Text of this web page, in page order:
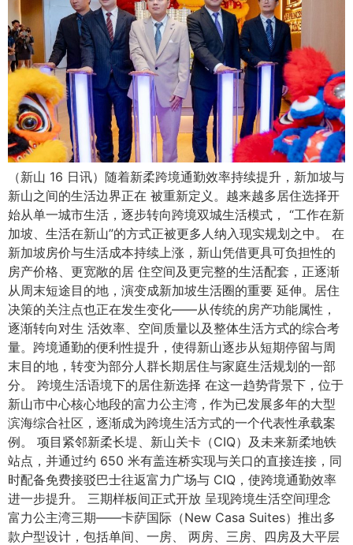
（新山 16 日讯）随着新柔跨境通勤效率持续提升，新加坡与
新山之间的生活边界正在 被重新定义。越来越多居住选择开
始从单一城市生活，逐步转向跨境双城生活模式， “工作在新
加坡、生活在新山”的方式正被更多人纳入现实规划之中。 在
新加坡房价与生活成本持续上涨，新山凭借更具可负担性的
房产价格、更宽敞的居 住空间及更完整的生活配套，正逐渐
从周末短途目的地，演变成新加坡生活圈的重要 延伸。居住
决策的关注点也正在发生变化——从传统的房产功能属性，
逐渐转向对生 活效率、空间质量以及整体生活方式的综合考
量。跨境通勤的便利性提升，使得新山逐步从短期停留与周
末目的地，转变为部分人群长期居住与家庭生活规划的一部
分。 跨境生活语境下的居住新选择 在这一趋势背景下，位于
新山市中心核心地段的富力公主湾，作为已发展多年的大型
滨海综合社区，逐渐成为跨境生活方式的一个代表性承载案
例。 项目紧邻新柔长堤、新山关卡（CIQ）及未来新柔地铁
站点，并通过约 650 米有盖连桥实现与关口的直接连接，同
时配备免费接驳巴士往返富力广场与 CIQ，使跨境通勤效率
进一步提升。 三期样板间正式开放 呈现跨境生活空间理念
富力公主湾三期——卡萨国际（New Casa Suites）推出多
款户型设计，包括单间、一房、 两房、三房、四房及大平层